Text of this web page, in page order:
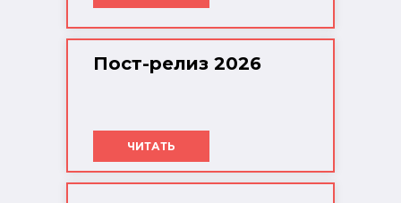
Пост-релиз 2026
ЧИТАТЬ